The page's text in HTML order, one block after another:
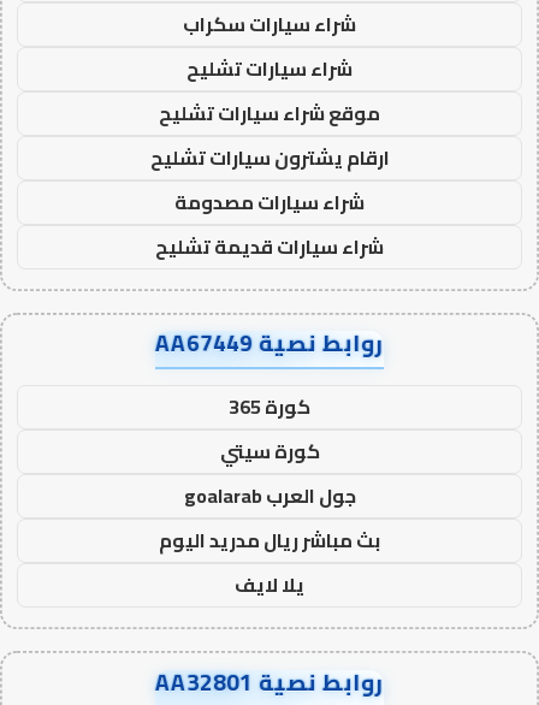
شراء سيارات سكراب
شراء سيارات تشليح
موقع شراء سيارات تشليح
ارقام يشترون سيارات تشليح
شراء سيارات مصدومة
شراء سيارات قديمة تشليح
روابط نصية AA67449
كورة 365
كورة سيتي
جول العرب goalarab
بث مباشر ريال مدريد اليوم
يلا لايف
روابط نصية AA32801